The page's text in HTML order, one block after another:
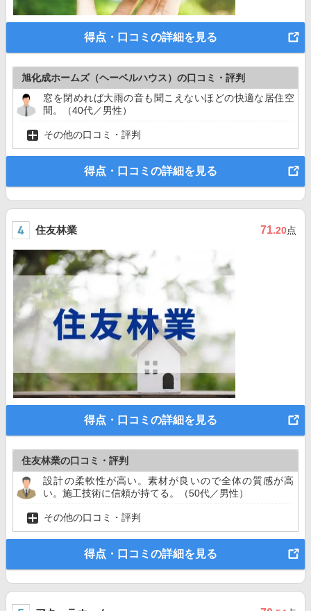
得点・口コミの詳細を見る
旭化成ホームズ（ヘーベルハウス）の口コミ・評判
窓を閉めれば大雨の音も聞こえないほどの快適な居住空
間。（40代／男性）
その他の口コミ・評判
得点・口コミの詳細を見る
住友林業 71.20点
得点・口コミの詳細を見る
住友林業の口コミ・評判
設計の柔軟性が高い。素材が良いので全体の質感が高
い。施工技術に信頼が持てる。（50代／男性）
その他の口コミ・評判
得点・口コミの詳細を見る